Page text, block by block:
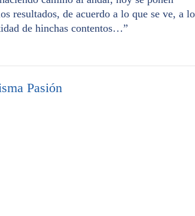
resultados, de acuerdo a lo que se ve, a lo
de hinchas contentos…”
Pasión